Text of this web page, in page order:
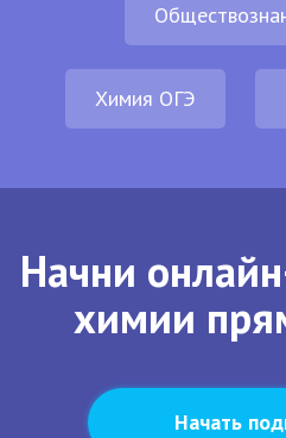
Химия ОГЭ
Начни
химии
Начать